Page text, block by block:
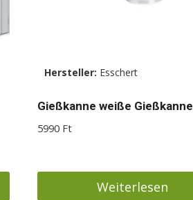
Hersteller: Esschert
Gießkanne weiße Gießkanne
5990 Ft
Weiterlesen